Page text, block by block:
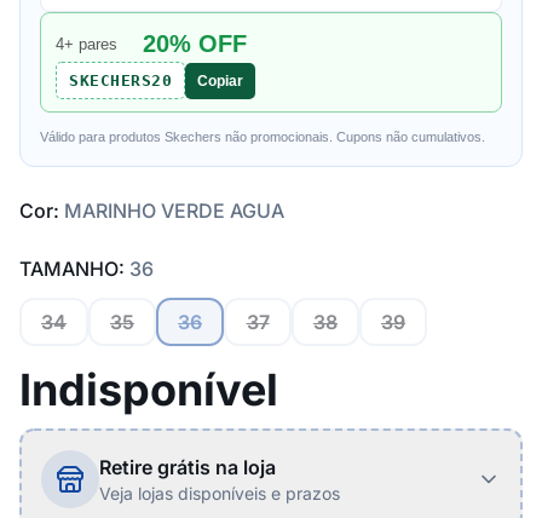
4+ pares 20% OFF
SKECHERS20 Copiar
Válido para produtos Skechers não promocionais. Cupons não cumulativos.
Cor: MARINHO VERDE AGUA
TAMANHO: 36
34 35 36 37 38 39
Indisponível
Retire grátis na loja
Veja lojas disponíveis e prazos